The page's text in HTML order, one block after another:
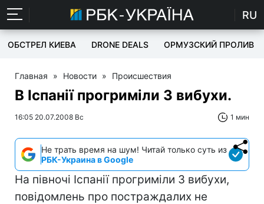
RU
ОБСТРЕЛ КИЕВА DRONE DEALS ОРМУЗСКИЙ ПРОЛИВ
Главная » Новости » Происшествия
В Іспанії прогриміли 3 вибухи.
16:05 20.07.2008 Вс 1 мин
Не трать время на шум! Читай только суть из
РБК-Украина в Google
На півночі Іспанії прогриміли 3 вибухи,
повідомлень про постраждалих не